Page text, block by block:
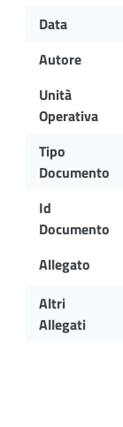
Data
Autore
Unità
Operativa
Tipo
Documento
Id
Documento
Allegato
Altri
Allegati